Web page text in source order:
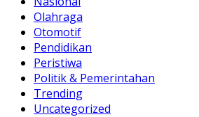
Olahraga
Otomotif
Pendidikan
Peristiwa
Politik & Pemerintahan
Trending
Uncategorized